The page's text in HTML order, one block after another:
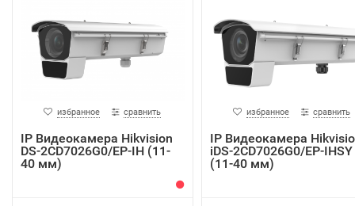
избранное сравнить
IP Видеокамера Hikvision
DS-2CD7026G0/EP-IH (11-
40 мм)
избранное сравнить
IP Видеокамера
iDS-2CD7026G0/EP-IHSY
(11-40 мм)